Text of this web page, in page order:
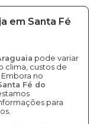
em Santa Fé
pode variar
clima, custos de
no
Fé do
para